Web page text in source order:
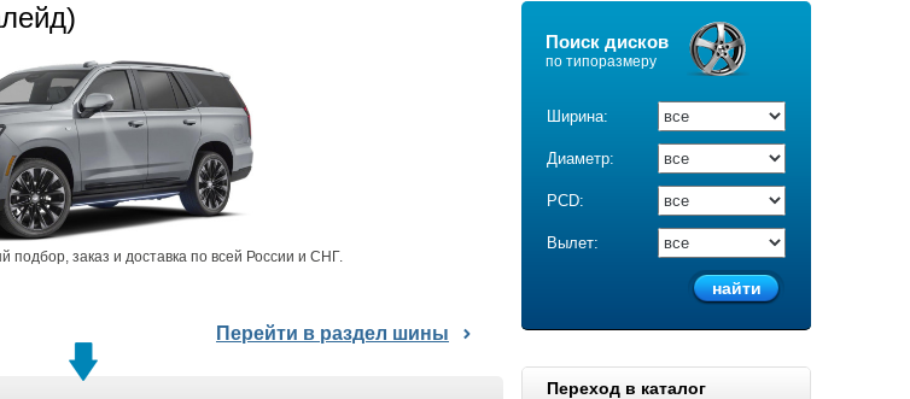
Поиск дисков
по типоразмеру
Ширина:
Диаметр:
PCD:
Вылет:
Переход в каталог
подбор, заказ и доставка по всей России и СНГ.
Перейти в раздел шины